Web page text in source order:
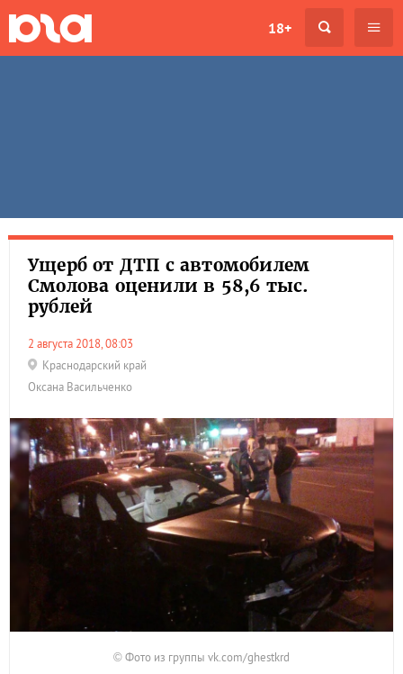
18+
Ущерб от ДТП с автомобилем
Смолова оценили в 58,6 тыс.
рублей
2 августа 2018, 08:03
Краснодарский край
Оксана Васильченко
© Фото из группы vk.com/ghestkrd